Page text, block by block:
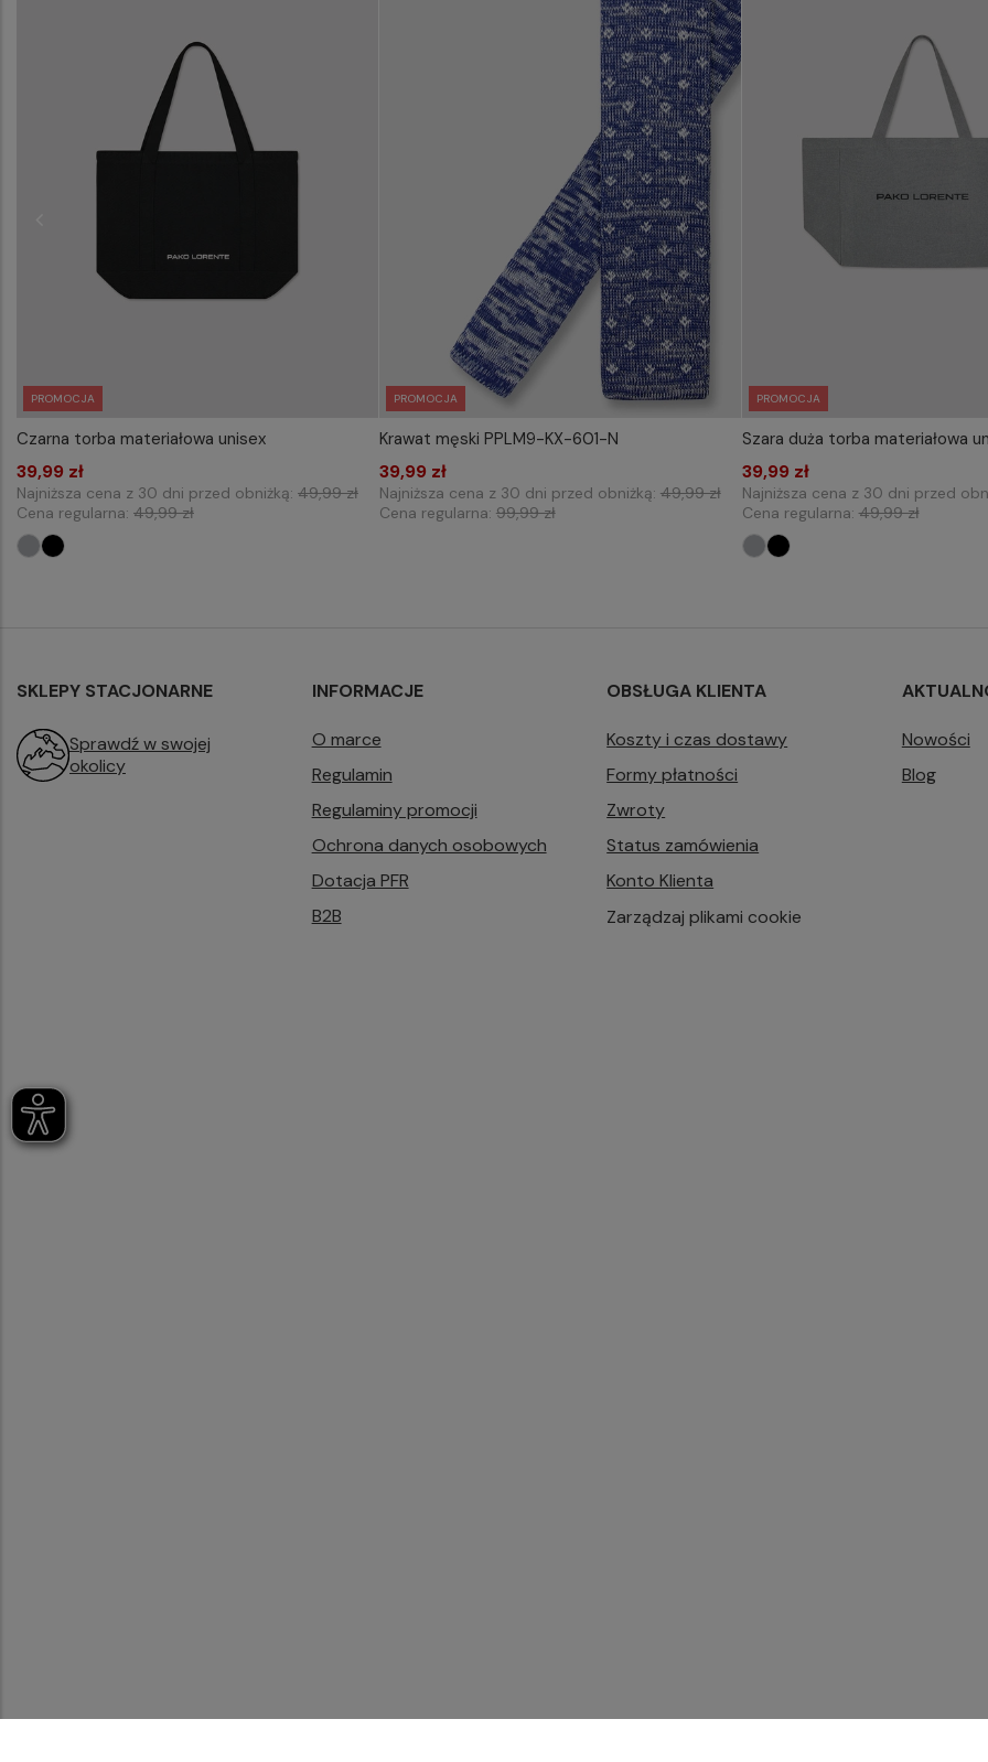
PROMOCJA
WYBIERZ ROZMIAR DO KOSZYKA
Czarna torba materiałowa unisex
39,99 zł
Najniższa cena z 30 dni przed obniżką: 49,99 zł
Cena regularna: 49,99 zł
PROMOCJA
WYBIERZ ROZMIAR DO KOSZYKA
Krawat męski PPLM9-KX-601-N
39,99 zł
Najniższa cena z 30 dni przed obniżką: 49,99 zł
Cena regularna: 99,99 zł
PROMOCJA
WYBIERZ ROZMIAR DO
Szara duża torba materiałowa
39,99 zł
Najniższa cena z 30 dni przed
Cena regularna:49,99 zł
SKLEPY STACJONARNE
Sprawdź w swojej
okolicy
INFORMACJE
O marce
Regulamin
Regulaminy promocji
Ochrona danych osobowych
Dotacja PFR
B2B
OBSŁUGA KLIENTA
Koszty i czas dostawy
Formy płatności
Zwroty
Status zamówienia
Konto Klienta
Zarządzaj plikami cookie
Nowości
Blog